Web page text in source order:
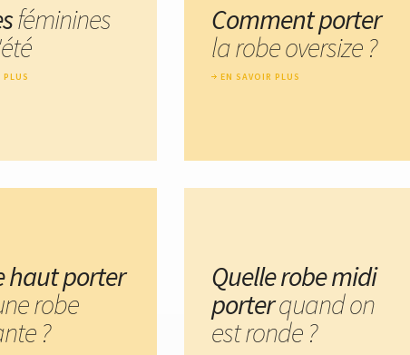
féminines
PLUS
Comment porter
la robe oversize ?
EN SAVOIR PLUS
haut porter
robe
?
Quelle robe midi
porterquand on
est ronde ?